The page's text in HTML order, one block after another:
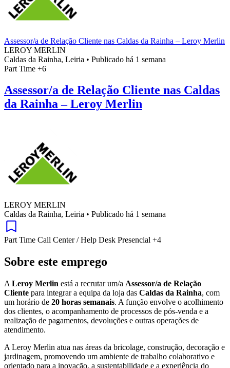
Assessor/a de Relação Cliente nas Caldas da Rainha – Leroy Merlin
LEROY MERLIN
Caldas da Rainha, Leiria • Publicado há 1 semana
Part Time +6
Assessor/a de Relação Cliente nas Caldas
da Rainha – Leroy Merlin
LEROY MERLIN
Caldas da Rainha, Leiria • Publicado há 1 semana
Part Time Call Center / Help Desk Presencial +4
Sobre este emprego
A Leroy Merlin está a recrutar um/a Assessor/a de Relação
Cliente para integrar a equipa da loja das Caldas da Rainha, com
um horário de 20 horas semanais. A função envolve o acolhimento
dos clientes, o acompanhamento de processos de pós-venda e a
realização de pagamentos, devoluções e outras operações de
atendimento.
A Leroy Merlin atua nas áreas da bricolage, construção, decoração e
jardinagem, promovendo um ambiente de trabalho colaborativo e
orientado para a inovação, a sustentabilidade e a experiência do